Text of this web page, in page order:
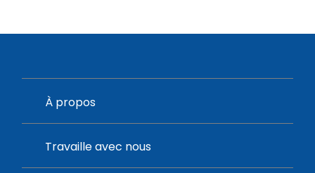
À propos
Travaille avec nous